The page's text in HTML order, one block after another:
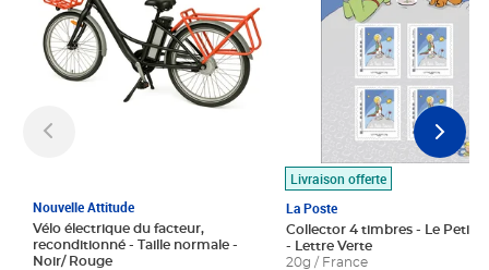
Nouvelle Attitude
Vélo électrique du facteur,
reconditionné - Taille normale -
Noir/ Rouge
Livraison offerte
La Poste
Collector 4 timbres - Le Petit
- Lettre Verte
20g / France